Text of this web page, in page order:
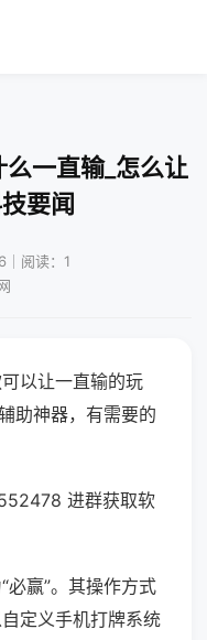
一直输_怎么让
要闻
阅读：1
以让一直输的玩
助神器，有需要的
进群获取软
必赢”。其操作方式
定义手机打牌系统